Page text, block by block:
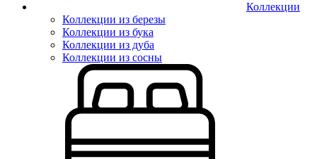
Коллекции
Коллекции из березы
Коллекции из бука
Коллекции из дуба
Коллекции из сосны